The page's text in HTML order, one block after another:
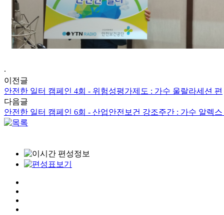
.
이전글
안전한 일터 캠페인 4회 - 위험성평가제도 : 가수 울랄라세션 편
다음글
안전한 일터 캠페인 6회 - 산업안전보건 강조주간 : 가수 알렉스